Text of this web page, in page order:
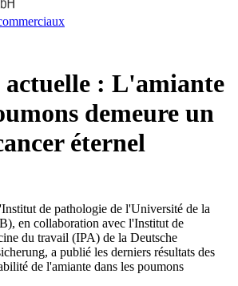
actuelle : L'amiante
demeure un
éternel
de pathologie de l'Université de la
en collaboration avec l'Institut de
du travail (IPA) de la Deutsche
a publié les derniers résultats des
de l'amiante dans les poumons